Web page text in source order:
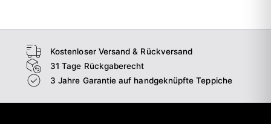
Kostenloser Versand & Rückversand
31 Tage Rückgaberecht
3 Jahre Garantie auf handgeknüpfte Teppiche